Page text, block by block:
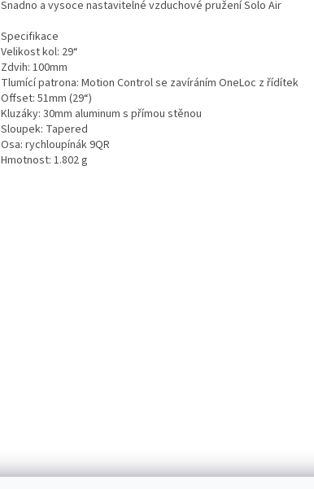
Snadno a vysoce nastavitelné vzduchové pružení Solo Air
Specifikace
Velikost kol: 29“
Zdvih: 100mm
Tlumící patrona: Motion Control se zavíráním OneLoc z řídítek
Offset: 51mm (29“)
Kluzáky: 30mm aluminum s přímou stěnou
Sloupek: Tapered
Osa: rychloupínák 9QR
Hmotnost: 1.802 g